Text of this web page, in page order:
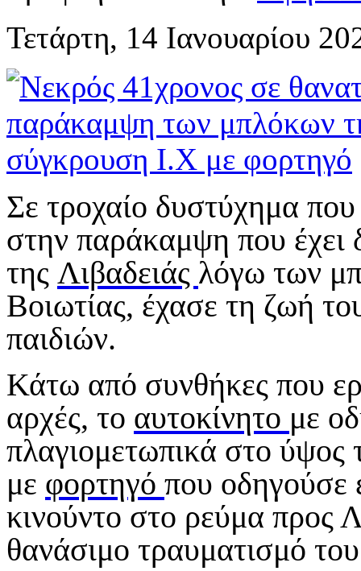
Τετάρτη, 14 Ιανουαρίου
Σε τροχαίο δυστύχημα
στην παράκαμψη που έχει
της Λιβαδειάς λόγω των
Βοιωτίας, έχασε τη ζωή
παιδιών.
Κάτω από συνθήκες που
αρχές, το αυτοκίνητο με
πλαγιομετωπικά στο
με φορτηγό που οδηγούσε
κινούντο στο ρεύμα προς
θανάσιμο τραυματισμό